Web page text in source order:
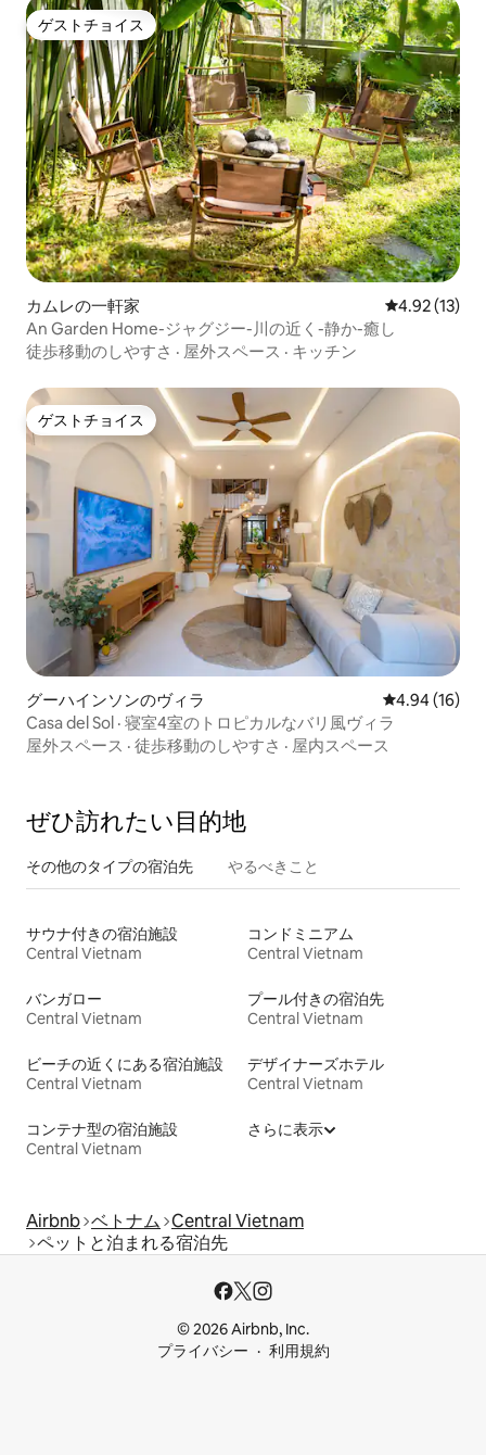
ゲストチョイス
ゲストチョイス
カムレの一軒家 レビュー13
4.92 (13)
An Garden Home-ジャグジー-川の近く-静か-癒し
徒歩移動のしやすさ · 屋外スペース · キッチン
ゲストチョイス
ゲストチョイス
グーハインソンのヴィラ レビュー16
4.94 (16)
Casa del Sol · 寝室4室のトロピカルなバリ風ヴィラ
屋外スペース · 徒歩移動のしやすさ · 屋内スペース
ぜひ訪⁠れ⁠た⁠い目⁠的⁠地
その他のタ⁠イ⁠プ⁠の宿⁠泊⁠先 やるべきこと
サウナ付きの宿泊施設
Central Vietnam
コンドミニアム
Central Vietnam
バンガロー
Central Vietnam
プール付きの宿泊先
Central Vietnam
ビーチの近くにある宿泊施設
Central Vietnam
デザイナーズホテル
Central Vietnam
コンテナ型の宿泊施設
Central Vietnam
さらに表示
Airbnb ベトナム Central Vietnam
ペットと泊まれる宿泊先
© 2026 Airbnb, Inc.
プライバシー
利用規約